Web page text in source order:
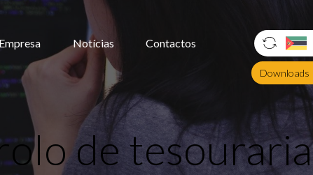
Empresa Notícias Contactos
Downloads
de tesouraria